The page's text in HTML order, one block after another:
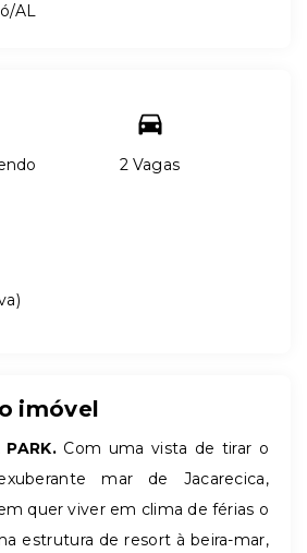
AL
2 Vagas
)
imóvel
PARK. Com uma vista de tirar o
mar de Jacarecica,
quer viver em clima de férias o
estrutura de resort à beira-mar,